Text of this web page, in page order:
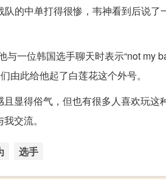
的中单打得很惨，韦神看到后说了
一位韩国选手聊天时表示“not my
由此给他起了白莲花这个外号。
显得俗气，但也有很多人喜欢玩这
交流。
选手